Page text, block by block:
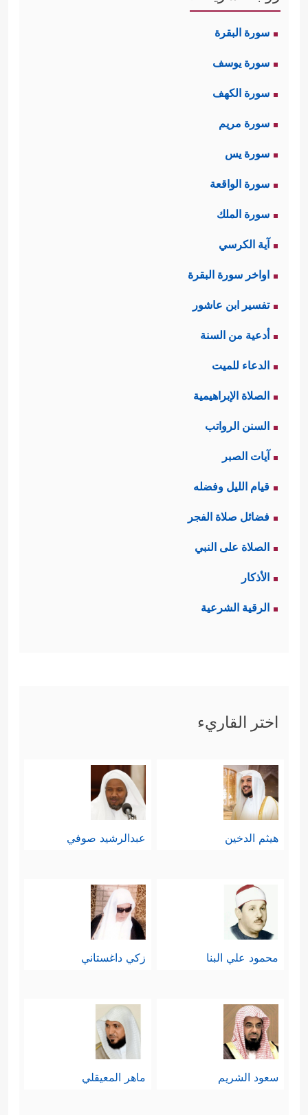
سورة البقرة
سورة يوسف
سورة الكهف
سورة مريم
سورة يس
سورة الواقعة
سورة الملك
آية الكرسي
اواخر سورة البقرة
تفسير ابن عاشور
أدعية من السنة
الدعاء للميت
الصلاة الإبراهيمية
السنن الرواتب
آيات الصبر
قيام الليل وفضله
فضائل صلاة الفجر
الصلاة على النبي
الأذكار
الرقية الشرعية
اختر القاريء
هيثم الدخين عبدالرشيد صوفي
محمود علي البنا زكي داغستاني
سعود الشريم ماهر المعيقلي